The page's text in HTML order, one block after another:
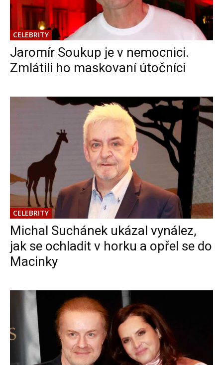
CELEBRITY
Jaromír Soukup je v nemocnici.
Zmlátili ho maskovaní útočníci
CELEBRITY
Michal Suchánek ukázal vynález,
jak se ochladit v horku a opřel se do
Macinky